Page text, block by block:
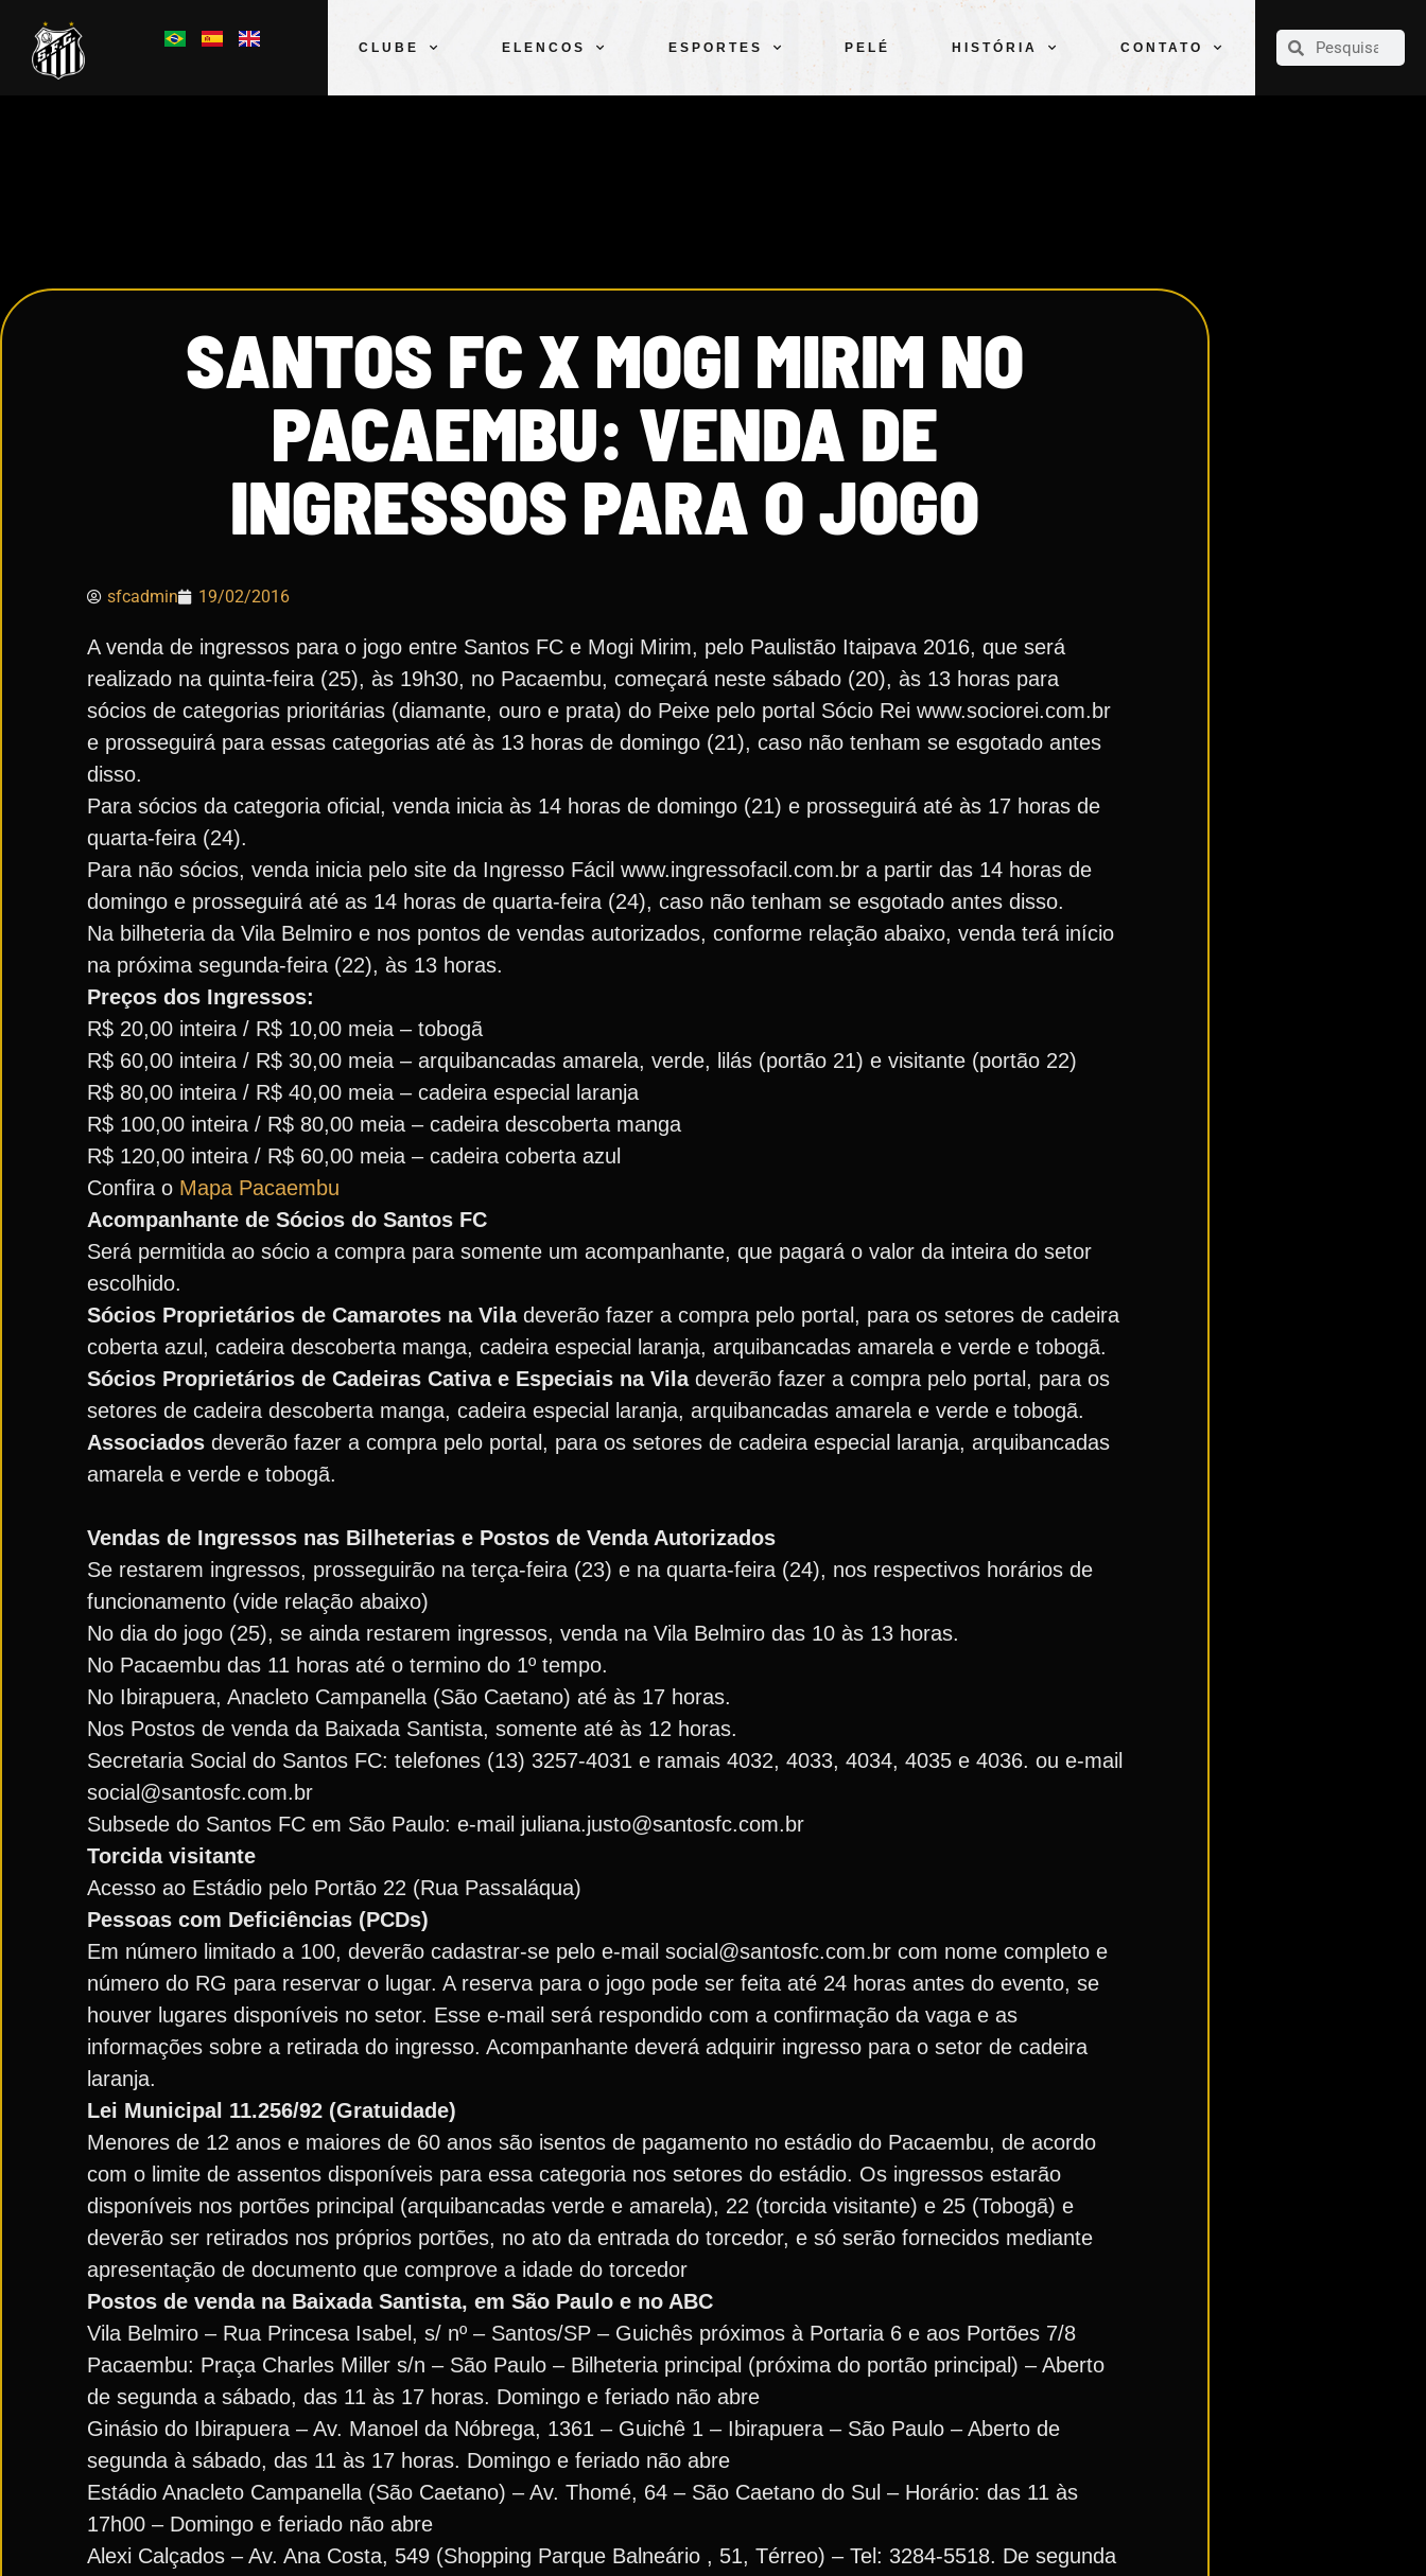
CLUBE ELENCOS ESPORTES PELÉ HISTÓRIA CONTATO
CLUBE
SANTOS FC X MOGI MIRIM NO
PACAEMBU: VENDA DE
INGRESSOS PARA O JOGO
sfcadmin 19/02/2016
A venda de ingressos para o jogo entre Santos FC e Mogi Mirim, pelo Paulistão Itaipava 2016, que será
realizado na quinta-feira (25), às 19h30, no Pacaembu, começará neste sábado (20), às 13 horas para
sócios de categorias prioritárias (diamante, ouro e prata) do Peixe pelo portal Sócio Rei www.sociorei.com.br
e prosseguirá para essas categorias até às 13 horas de domingo (21), caso não tenham se esgotado antes
disso.
Para sócios da categoria oficial, venda inicia às 14 horas de domingo (21) e prosseguirá até às 17 horas de
quarta-feira (24).
Para não sócios, venda inicia pelo site da Ingresso Fácil www.ingressofacil.com.br a partir das 14 horas de
domingo e prosseguirá até as 14 horas de quarta-feira (24), caso não tenham se esgotado antes disso.
Na bilheteria da Vila Belmiro e nos pontos de vendas autorizados, conforme relação abaixo, venda terá início
na próxima segunda-feira (22), às 13 horas.
Preços dos Ingressos:
R$ 20,00 inteira / R$ 10,00 meia – tobogã
R$ 60,00 inteira / R$ 30,00 meia – arquibancadas amarela, verde, lilás (portão 21) e visitante (portão 22)
R$ 80,00 inteira / R$ 40,00 meia – cadeira especial laranja
R$ 100,00 inteira / R$ 80,00 meia – cadeira descoberta manga
R$ 120,00 inteira / R$ 60,00 meia – cadeira coberta azul
Confira o Mapa Pacaembu
Acompanhante de Sócios do Santos FC
Será permitida ao sócio a compra para somente um acompanhante, que pagará o valor da inteira do setor
escolhido.
Sócios Proprietários de Camarotes na Viladeverão fazer a compra pelo portal, para os setores de cadeira
coberta azul, cadeira descoberta manga, cadeira especial laranja, arquibancadas amarela e verde e tobogã.
Sócios Proprietários de Cadeiras Cativa e Especiais na Viladeverão fazer a compra pelo portal, para os
setores de cadeira descoberta manga, cadeira especial laranja, arquibancadas amarela e verde e tobogã.
Associados deverão fazer a compra pelo portal, para os setores de cadeira especial laranja, arquibancadas
amarela e verde e tobogã.
Vendas de Ingressos nas Bilheterias e Postos de Venda Autorizados
Se restarem ingressos, prosseguirão na terça-feira (23) e na quarta-feira (24), nos respectivos horários de
funcionamento (vide relação abaixo)
No dia do jogo (25), se ainda restarem ingressos, venda na Vila Belmiro das 10 às 13 horas.
No Pacaembu das 11 horas até o termino do 1º tempo.
No Ibirapuera, Anacleto Campanella (São Caetano) até às 17 horas.
Nos Postos de venda da Baixada Santista, somente até às 12 horas.
Secretaria Social do Santos FC: telefones (13) 3257-4031 e ramais 4032, 4033, 4034, 4035 e 4036. ou e-mail
social@santosfc.com.br
Subsede do Santos FC em São Paulo: e-mail juliana.justo@santosfc.com.br
Torcida visitante
Acesso ao Estádio pelo Portão 22 (Rua Passaláqua)
Pessoas com Deficiências (PCDs)
Em número limitado a 100, deverão cadastrar-se pelo e-mail social@santosfc.com.br com nome completo e
número do RG para reservar o lugar. A reserva para o jogo pode ser feita até 24 horas antes do evento, se
houver lugares disponíveis no setor. Esse e-mail será respondido com a confirmação da vaga e as
informações sobre a retirada do ingresso. Acompanhante deverá adquirir ingresso para o setor de cadeira
laranja.
Lei Municipal 11.256/92 (Gratuidade)
Menores de 12 anos e maiores de 60 anos são isentos de pagamento no estádio do Pacaembu, de acordo
com o limite de assentos disponíveis para essa categoria nos setores do estádio. Os ingressos estarão
disponíveis nos portões principal (arquibancadas verde e amarela), 22 (torcida visitante) e 25 (Tobogã) e
deverão ser retirados nos próprios portões, no ato da entrada do torcedor, e só serão fornecidos mediante
apresentação de documento que comprove a idade do torcedor
Postos de venda na Baixada Santista, em São Paulo e no ABC
Vila Belmiro – Rua Princesa Isabel, s/ nº – Santos/SP – Guichês próximos à Portaria 6 e aos Portões 7/8
Pacaembu: Praça Charles Miller s/n – São Paulo – Bilheteria principal (próxima do portão principal) – Aberto
de segunda a sábado, das 11 às 17 horas. Domingo e feriado não abre
Ginásio do Ibirapuera – Av. Manoel da Nóbrega, 1361 – Guichê 1 – Ibirapuera – São Paulo – Aberto de
segunda à sábado, das 11 às 17 horas. Domingo e feriado não abre
Estádio Anacleto Campanella (São Caetano) – Av. Thomé, 64 – São Caetano do Sul – Horário: das 11 às
17h00 – Domingo e feriado não abre
Alexi Calçados – Av. Ana Costa, 549 (Shopping Parque Balneário , 51, Térreo) – Tel: 3284-5518. De segunda